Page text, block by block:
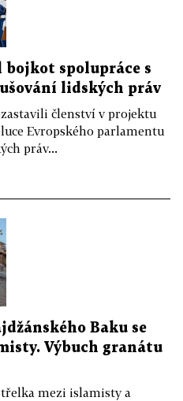
bojkot spolupráce s
lidských práv
členství v projektu
Evropského parlamentu
práv...
Baku se
Výbuch granátu
mezi islamisty a